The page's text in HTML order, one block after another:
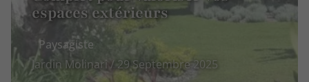
espaces extérieurs
Paysagiste
Jardin Molinari / 29 Septembre 2025